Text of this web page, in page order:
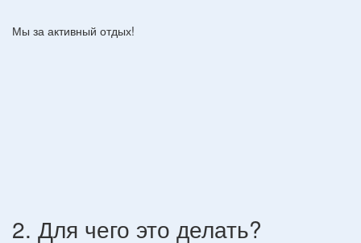
Мы за активный отдых!
2. Для чего это делать?